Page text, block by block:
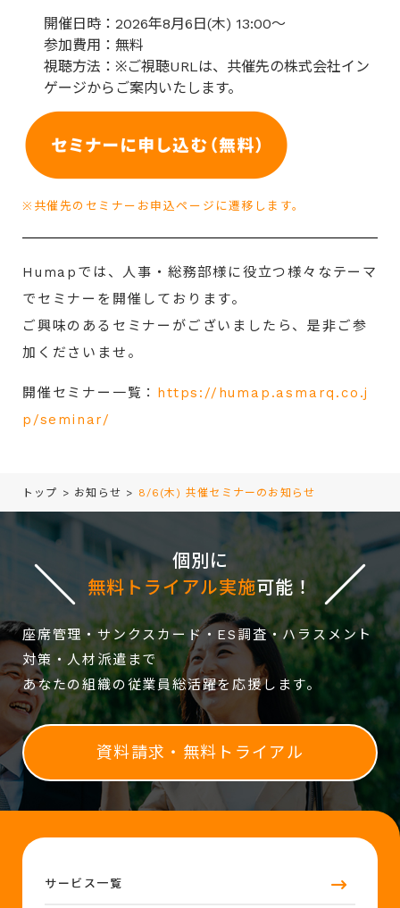
開催日時：2026年8月6日(木) 13:00～
参加費用：無料
視聴方法：※ご視聴URLは、共催先の株式会社イン
ゲージからご案内いたします。
※共催先のセミナーお申込ページに遷移します。
Humapでは、人事・総務部様に役立つ様々なテーマ
でセミナーを開催しております。
ご興味のあるセミナーがございましたら、是非ご参
加くださいませ。
開催セミナー一覧：
https://humap.asmarq.co.j
p/seminar/
トップ > お知らせ > 8/6(木) 共催セミナーのお知らせ
個別に
無料トライアル実施可能！
座席管理・サンクスカード・ES調査・ハラスメント
対策・人材派遣まで
あなたの組織の従業員総活躍を応援します。
資料請求・無料トライアル
サービス一覧